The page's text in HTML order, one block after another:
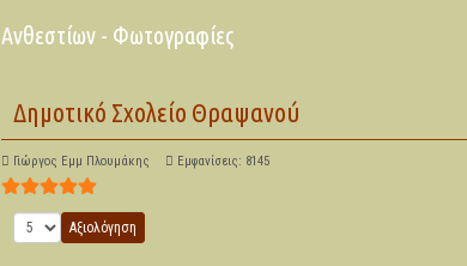
Ανθεστίων - Φωτογραφίες
Δημοτικό Σχολείο Θραψανού
Γιώργος Εμμ Πλουμάκης Εμφανίσεις: 8145
Αξιολόγηση Χρήστη:
Παρακαλώ αξιολογήστε